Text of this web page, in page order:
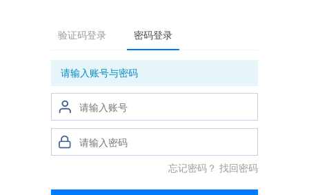
验证码登录 密码登录
请输入账号与密码
忘记密码？ 找回密码